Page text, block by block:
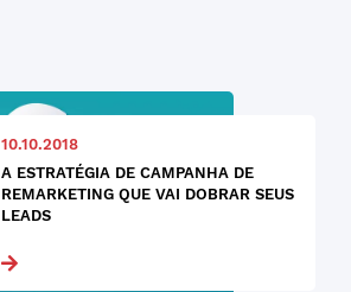
10.10.2018
A ESTRATÉGIA DE CAMPANHA DE
REMARKETING QUE VAI DOBRAR SEUS
LEADS